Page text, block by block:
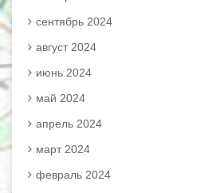
сентябрь 2024
август 2024
июнь 2024
май 2024
апрель 2024
март 2024
февраль 2024